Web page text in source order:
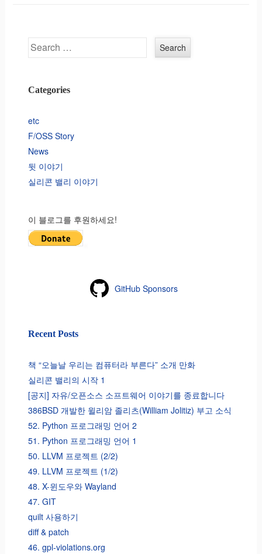
Search
Categories
etc
F/OSS Story
News
뒷 이야기
실리콘 밸리 이야기
이 블로그를 후원하세요!
GitHub Sponsors
Recent Posts
책 “오늘날 우리는 컴퓨터라 부른다” 소개 만화
실리콘 밸리의 시작 1
[공지] 자유/오픈소스 소프트웨어 이야기를 종료합니다
386BSD 개발한 윌리암 졸리츠(William Jolitiz) 부고 소식
52. Python 프로그래밍 언어 2
51. Python 프로그래밍 언어 1
50. LLVM 프로젝트 (2/2)
49. LLVM 프로젝트 (1/2)
48. X-윈도우와 Wayland
47. GIT
quilt 사용하기
diff & patch
46. gpl-violations.org